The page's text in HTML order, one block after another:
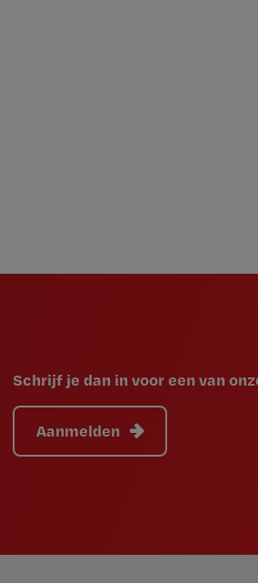
Schrijf je dan in voor een van
Aanmelden